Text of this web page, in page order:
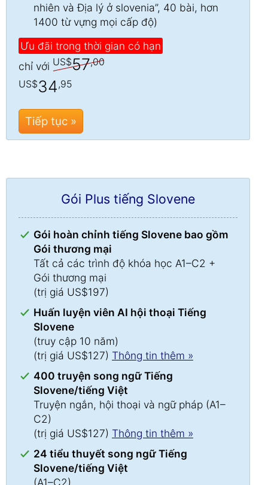
nhiên và Địa lý ở slovenia”, 40 bài, hơn
1400 từ vựng mọi cấp độ)
Ưu đãi trong thời gian có hạn
chỉ với US$57,00
US$34 ,95
Tiếp tục »
Gói Plus tiếng Slovene
Gói hoàn chỉnh tiếng Slovene bao gồm
Gói thương mại
Tất cả các trình độ khóa học A1–C2 +
Gói thương mại
(trị giá US$197)
Huấn luyện viên AI hội thoại Tiếng
Slovene
(truy cập 10 năm)
(trị giá US$127) Thông tin thêm »
400 truyện song ngữ Tiếng
Slovene/tiếng Việt
Truyện ngắn, hội thoại và ngữ pháp (A1–
C2)
(trị giá US$127) Thông tin thêm »
24 tiểu thuyết song ngữ Tiếng
Slovene/tiếng Việt
(A1–C2)